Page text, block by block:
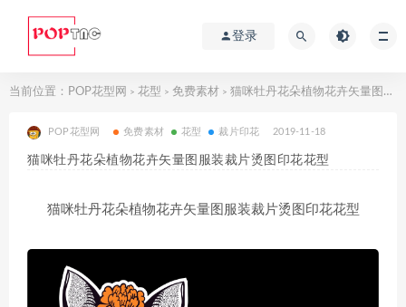
登录
当前位置： POP花型网 > 花型 > 免费素材 > 猫咪牡丹花朵植物花卉矢量图服装裁片烫图印花花型
POP花型网 免费素材 花型 裁片印花 2019-11-18
猫咪牡丹花朵植物花卉矢量图服装裁片烫图印花花型
猫咪牡丹花朵植物花卉矢量图服装裁片烫图印花花型